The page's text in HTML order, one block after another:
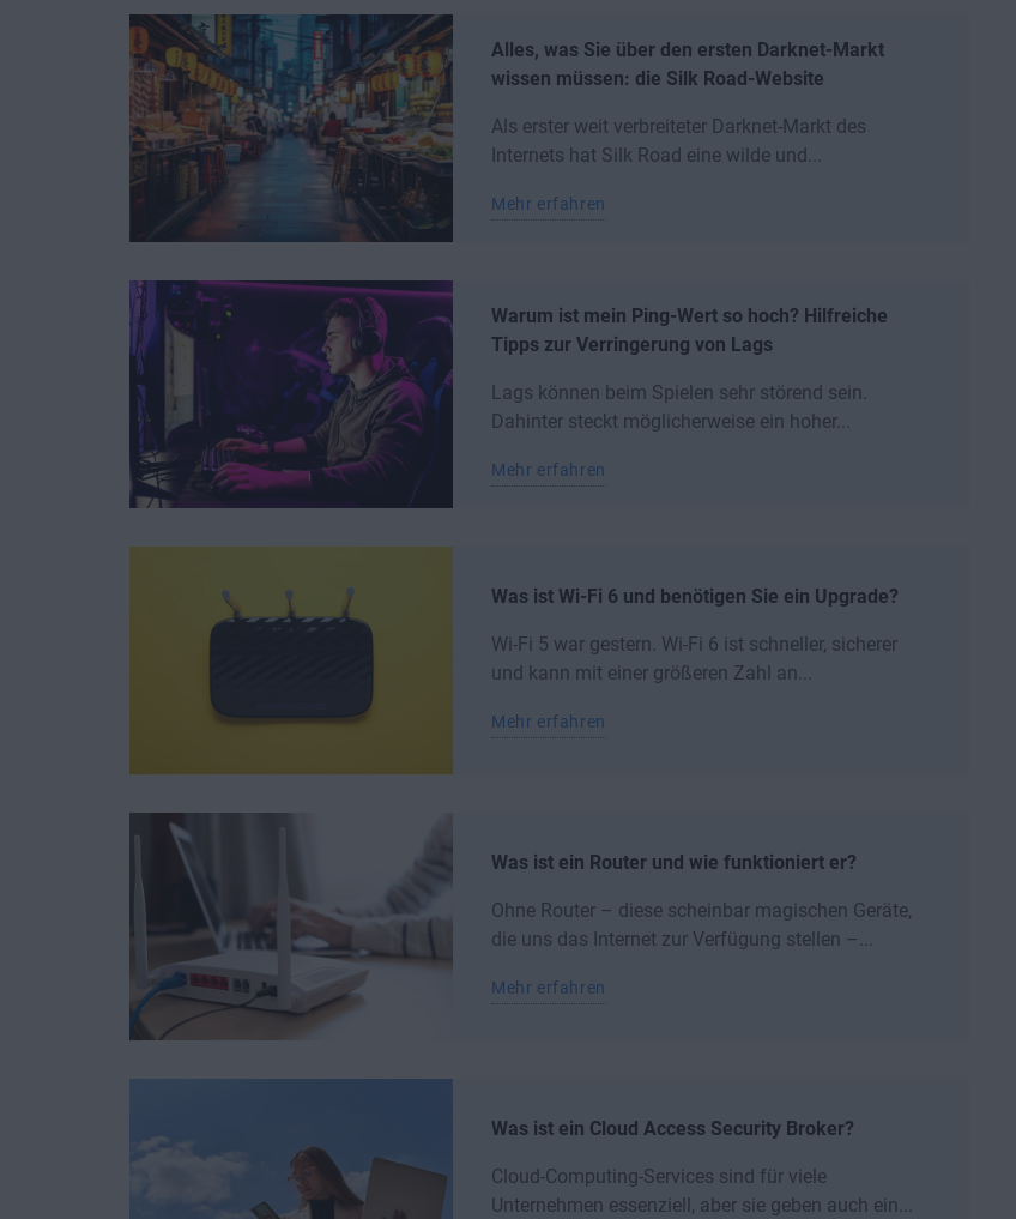
Alles, was Sie über den ersten Darknet-Markt
wissen müssen: die Silk Road-Website
Als erster weit verbreiteter Darknet-Markt des
Internets hat Silk Road eine wilde und...
Mehr erfahren
Warum ist mein Ping-Wert so hoch? Hilfreiche
Tipps zur Verringerung von Lags
Lags können beim Spielen sehr störend sein.
Dahinter steckt möglicherweise ein hoher...
Mehr erfahren
Was ist Wi-Fi 6 und benötigen Sie ein Upgrade?
Wi-Fi 5 war gestern. Wi-Fi 6 ist schneller, sicherer
und kann mit einer größeren Zahl an...
Mehr erfahren
Was ist ein Router und wie funktioniert er?
Ohne Router – diese scheinbar magischen Geräte,
die uns das Internet zur Verfügung stellen –...
Mehr erfahren
Was ist ein Cloud Access Security Broker?
Cloud-Computing-Services sind für viele
Unternehmen essenziell, aber sie geben auch ein...